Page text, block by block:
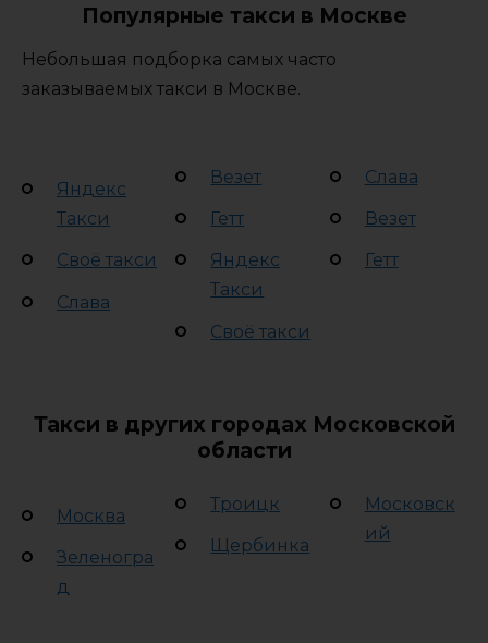
Популярные такси в Москве
Небольшая подборка самых часто
заказываемых такси в Москве.
Яндекс
Такси
Своё такси
Слава
Везет
Гетт
Яндекс
Такси
Своё такси
Слава
Везет
Гетт
Такси в других городах Московской
области
Москва
Зеленогра
д
Троицк
Щербинка
Московск
ий